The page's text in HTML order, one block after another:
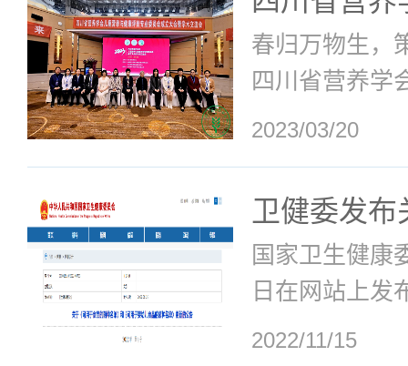
这是继1995年
中国大陆成功
陆再次取得承
是贯彻落实国
康评价专业
学术交流会
春归万物生，
四川省营养学
业委员会成立
庆、四川等
校、学会和企
和行业精英，
养与健康状况
并不断适应新
2023/03/20
卫健委发
的菌种名单
儿食品的菌
告
国家卫生健康
日在网站上发
对《可用于食
2022/11/15